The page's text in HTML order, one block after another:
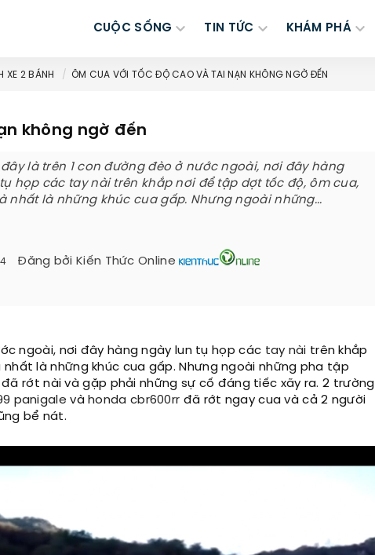
CUỘC SỐNG TIN TỨC KHÁM PHÁ
XE 2 BÁNH ÔM CUA VỚI TỐC ĐỘ CAO VÀ TAI NẠN KHÔNG NGỜ ĐẾN
không ngờ đến
là trên 1 con đường đèo ở nước ngoài, nơi đây hàng
họp các tay nài trên khắp nơi để tập dợt tốc độ, ôm cua,
nhất là những khúc cua gấp. Nhưng ngoài những...
Đăng bởi Kiến Thức Online
ngoài, nơi đây hàng ngày lun tụ họp các tay nài trên khắp
nhất là những khúc cua gấp. Nhưng ngoài những pha tập
rớt nài và gặp phải những sự cố đáng tiếc xãy ra. 2 trường
panigale và honda cbr600rr đã rớt ngay cua và cả 2 người
bể nát.